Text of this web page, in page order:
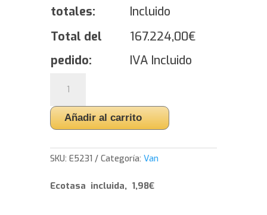
totales:
Incluido
Total del
pedido:
167.224,00€
IVA Incluido
BluEarth-
Van
All
-
235/65/16
cantidad
Añadir al carrito
SKU:E5231 Categoría:Van
Ecotasa incluida, 1,98€